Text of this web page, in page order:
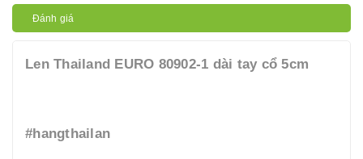
Đánh giá
Len Thailand EURO 80902-1 dài tay cổ 5cm
#hangthailan